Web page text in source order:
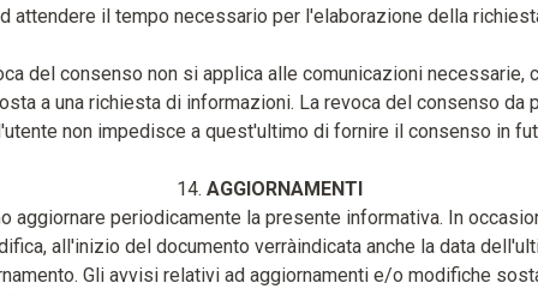
attendere il tempo necessario per l'elaborazione della
del consenso non si applica alle comunicazioni necessarie,
a una richiesta di informazioni. La revoca del consenso da
non impedisce a quest'ultimo di fornire il consenso in
14. AGGIORNAMENTI
aggiornare periodicamente la presente informativa. In
all'inizio del documento verràindicata anche la data
Gli avvisi relativi ad aggiornamenti e/o modifiche